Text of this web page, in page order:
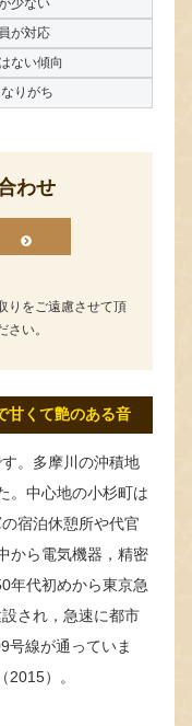
が対応
ない傾向
りがち
わせ
りをご遠慮させて頂
い。
甘くて艶のある音
。多摩川の沖積地
。中心地の小杉町は
宿泊休憩所や代官
から電気機器，精密
年代初めから東京急
され，急速に都市
号線が通っていま
）。